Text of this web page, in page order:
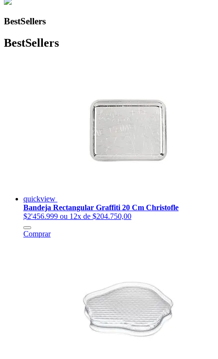
BestSellers
BestSellers
quickview
Bandeja Rectangular Graffiti 20 Cm Christofle
$2'456.999 ou 12x de $204.750,00
Comprar